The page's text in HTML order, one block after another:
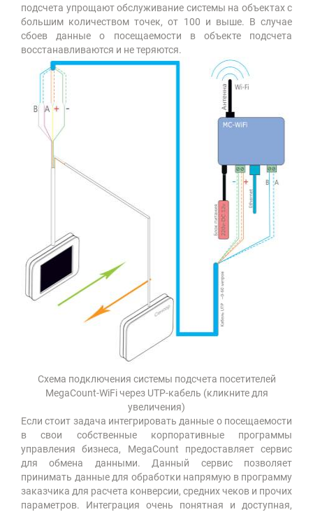
подсчета упрощают обслуживание системы на объектах с
большим количеством точек, от 100 и выше. В случае
сбоев данные о посещаемости в объекте подсчета
восстанавливаются и не теряются.
Схема подключения системы подсчета посетителей
MegaCount-WiFi через UTP-кабель (кликните для
увеличения)
Если стоит задача интегрировать данные о посещаемости
в свои собственные корпоративные программы
управления бизнеса, MegaCount предоставляет сервис
для обмена данными. Данный сервис позволяет
принимать данные для обработки напрямую в программу
заказчика для расчета конверсии, средних чеков и прочих
параметров. Интеграция очень понятная и доступная,